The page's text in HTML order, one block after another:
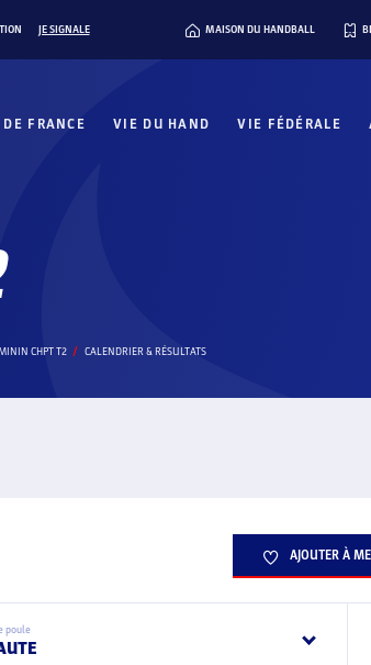
JE SIGNALE MAISON DU HANDBALL
FRANCE VIE DU HAND VIE FÉDÉRALE
CHPT T2 CALENDRIER & RÉSULTATS
AJOUTER À
poule